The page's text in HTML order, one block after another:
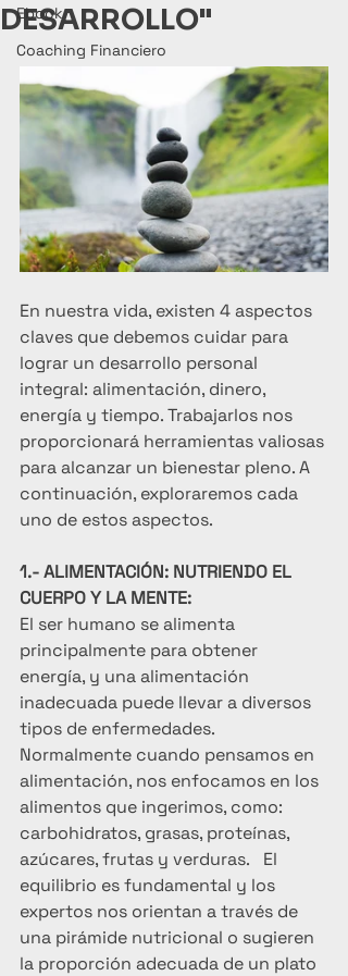
Ebook
Coaching Financiero
DESARROLLO"
En nuestra vida, existen 4 aspectos
claves que debemos cuidar para
lograr un desarrollo personal
integral: alimentación, dinero,
energía y tiempo. Trabajarlos nos
proporcionará herramientas valiosas
para alcanzar un bienestar pleno. A
continuación, exploraremos cada
uno de estos aspectos.
1.- ALIMENTACIÓN: NUTRIENDO EL
CUERPO Y LA MENTE:
El ser humano se alimenta
principalmente para obtener
energía, y una alimentación
inadecuada puede llevar a diversos
tipos de enfermedades.
Normalmente cuando pensamos en
alimentación, nos enfocamos en los
alimentos que ingerimos, como:
carbohidratos, grasas, proteínas,
azúcares, frutas y verduras.   El
equilibrio es fundamental y los
expertos nos orientan a través de
una pirámide nutricional o sugieren
la proporción adecuada de un plato